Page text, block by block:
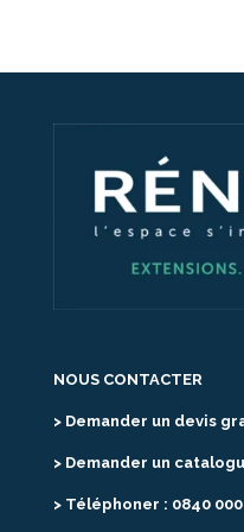
NOUS CONTACTER
> Demander un devis
> Demander un
> Téléphoner : 0840 000